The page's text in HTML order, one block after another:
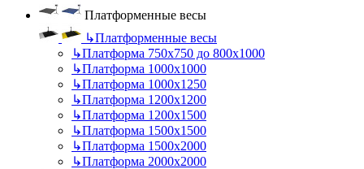
Платформенные весы
↳Платформенные весы
↳Платформа 750х750 до 800х1000
↳Платформа 1000х1000
↳Платформа 1000х1250
↳Платформа 1200х1200
↳Платформа 1200х1500
↳Платформа 1500х1500
↳Платформа 1500х2000
↳Платформа 2000х2000